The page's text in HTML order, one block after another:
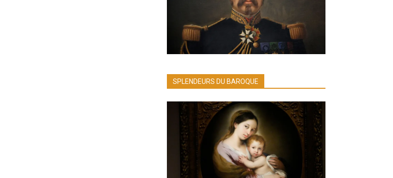
SPLENDEURS DU BAROQUE